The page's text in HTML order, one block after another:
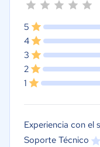
5
4
3
2
1
Experiencia con el
Soporte Técnico